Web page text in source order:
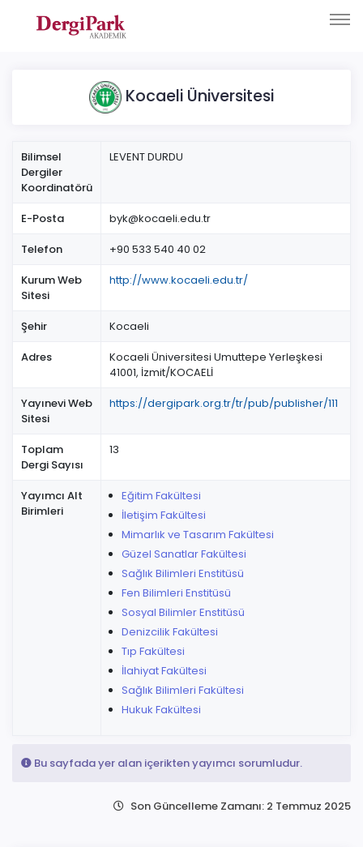
Kocaeli Üniversitesi
Bilimsel
Dergiler
Koordinatörü
LEVENT DURDU
E-Posta
byk@kocaeli.edu.tr
Telefon
+90 533 540 40 02
Kurum Web
Sitesi
http://www.kocaeli.edu.tr/
Şehir
Kocaeli
Adres
Kocaeli Üniversitesi Umuttepe Yerleşkesi
41001, İzmit/KOCAELİ
Yayınevi Web
Sitesi
https://dergipark.org.tr/tr/pub/publisher/111
Toplam
Dergi Sayısı
13
Yayımcı Alt
Birimleri
Eğitim Fakültesi
İletişim Fakültesi
Mimarlık ve Tasarım Fakültesi
Güzel Sanatlar Fakültesi
Sağlık Bilimleri Enstitüsü
Fen Bilimleri Enstitüsü
Sosyal Bilimler Enstitüsü
Denizcilik Fakültesi
Tıp Fakültesi
İlahiyat Fakültesi
Sağlık Bilimleri Fakültesi
Hukuk Fakültesi
Bu sayfada yer alan içerikten yayımcı sorumludur.
Son Güncelleme Zamanı: 2 Temmuz 2025